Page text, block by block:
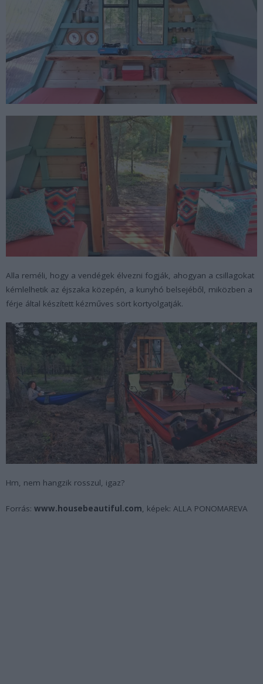
Alla reméli, hogy a vendégek élvezni fogják, ahogyan a csillagokat
kémlelhetik az éjszaka közepén, a kunyhó belsejéből, miközben a
férje által készített kézműves sört kortyolgatják.
Hm, nem hangzik rosszul, igaz?
Forrás: www.housebeautiful.com, képek: ALLA PONOMAREVA